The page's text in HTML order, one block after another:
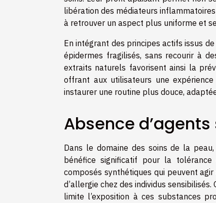
libération des médiateurs
à retrouver un aspect plus uniforme et
En intégrant des principes actifs issus
épidermes fragilisés, sans recourir à
extraits naturels favorisent ainsi la
offrant aux utilisateurs une
instaurer une routine plus douce,
Absence
Dans le domaine des soins de la
bénéfice significatif pour la
composés synthétiques qui peuvent
d’allergie chez des individus
limite l’exposition à ces substances